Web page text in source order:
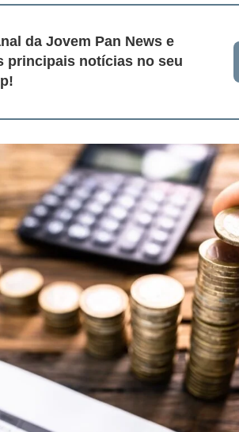
da Jovem Pan News e
principais notícias no seu